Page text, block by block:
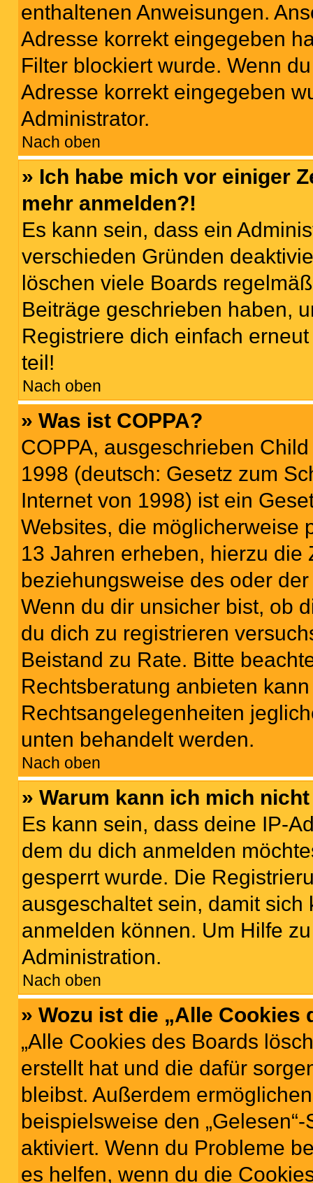
enthaltenen Anweisungen.
Adresse korrekt eingegeben
Filter blockiert wurde. Wenn
Adresse korrekt eingegeben
Administrator.
Nach oben
» Ich habe mich vor einiger
mehr anmelden?!
Es kann sein, dass ein
verschieden Gründen
löschen viele Boards
Beiträge geschrieben haben,
Registriere dich einfach
teil!
Nach oben
» Was ist COPPA?
COPPA, ausgeschrieben
1998 (deutsch: Gesetz zum
Internet von 1998) ist ein
Websites, die möglicherweise
13 Jahren erheben, hierzu die
beziehungsweise des oder
Wenn du dir unsicher bist, ob
du dich zu registrieren
Beistand zu Rate. Bitte
Rechtsberatung anbieten
Rechtsangelegenheiten
unten behandelt werden.
Nach oben
» Warum kann ich mich
Es kann sein, dass deine IP-
dem du dich anmelden
gesperrt wurde. Die
ausgeschaltet sein, damit
anmelden können. Um Hilfe
Administration.
Nach oben
» Wozu ist die „Alle
„Alle Cookies des Boards
erstellt hat und die dafür
bleibst. Außerdem
beispielsweise den
aktiviert. Wenn du Probleme
es helfen, wenn du die